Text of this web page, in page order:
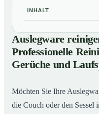
INHALT
01 Auslegware reinigen
Reinigung gegen
02 So wird Auslegware
Auslegware
Professionelle
Gerüche und
Möchten Sie Ihre
die Couch oder den